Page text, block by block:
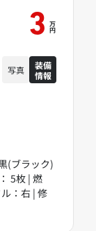
(ブラック)
5枚 | 燃
：右 | 修
3 万
円
写真
装備
情報